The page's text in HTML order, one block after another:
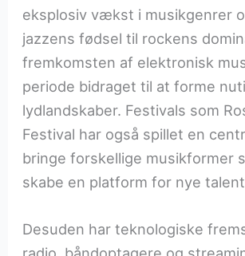
eksplosiv vækst i musikgenrer
jazzens fødsel til rockens
fremkomsten af elektronisk
periode bidraget til at forme
lydlandskaber. Festivals som
Festival har også spillet en
bringe forskellige musikformer
skabe en platform for nye
Desuden har teknologiske